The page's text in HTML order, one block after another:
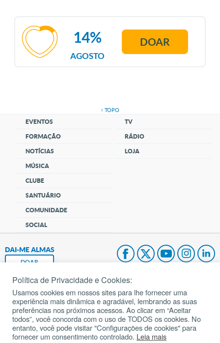
AGOSTO
14% DOAR
↑ TOPO
EVENTOS
FORMAÇÃO
NOTÍCIAS
MÚSICA
CLUBE
SANTUÁRIO
COMUNIDADE
SOCIAL
TV
RÁDIO
LOJA
DAI-ME ALMAS
DOAR
Fundação João Paulo II
Pedido de Oração
Mapa do site
Política de Privacidade e Cookies:
Usamos cookies em nossos sites para lhe fornecer uma
experiência mais dinâmica e agradável, lembrando as suas
preferências nos próximos acessos. Ao clicar em “Aceitar
todos”, você concorda com o uso de TODOS os cookies. No
entanto, você pode visitar "Configurações de cookies" para
fornecer um consentimento controlado. Leia mais